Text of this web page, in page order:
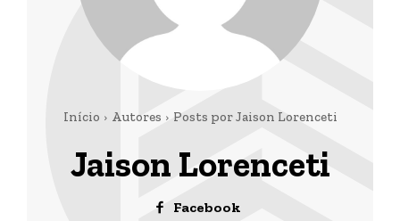
Início Autores Posts por Jaison Lorenceti
Jaison Lorenceti
Facebook